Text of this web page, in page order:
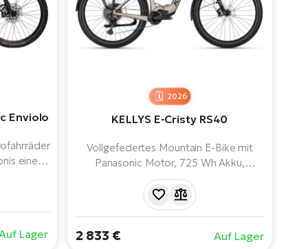
Enviolo
einer
es Lager
2026
KELLYS E-Cristy RS40
Vollgefedertes Mountain E-Bike mit
Panasonic Motor, 725 Wh Akku,
Technologie. Mullet - eine Kombination
jedes Abenteuer. Kann das härteste
2 833 € Auf Lager